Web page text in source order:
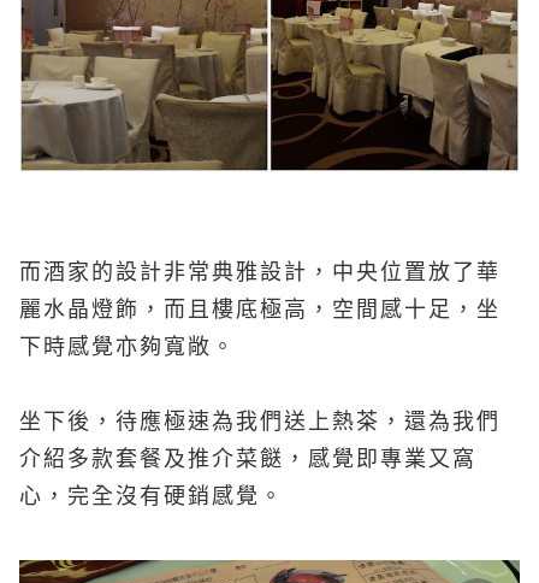
而酒家的設計非常典雅設計，中央位置放了華
麗水晶燈飾，而且樓底極高，空間感十足，坐
下時感覺亦夠寬敞。
坐下後，待應極速為我們送上熱茶，還為我們
介紹多款套餐及推介菜餸，感覺即專業又窩
心，完全沒有硬銷感覺。